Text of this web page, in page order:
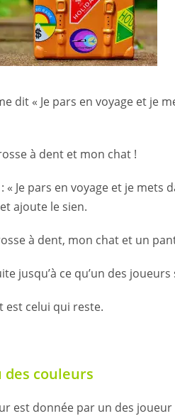
dit « Je pars en voyage et je
à dent et mon chat !
« Je pars en voyage et je
ajoute le sien.
à dent, mon chat et un
jusqu’à ce qu’un des
est celui qui reste.
des couleurs
est donnée par un des